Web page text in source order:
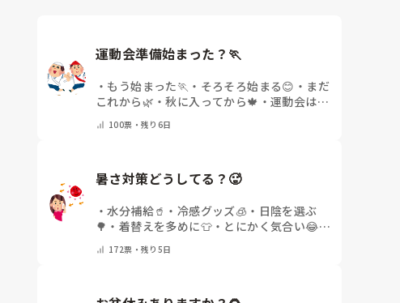
運動会準備始まった？🏃
・ もう始まった🏃 ・ そろそろ始まる😊 ・ まだ
これから🌿 ・秋に入ってから🍁 ・ 運動会はな
ください)
100票・残り6日
暑さ対策どうしてる？🥵
・水分補給🥤 ・ 冷感グッズ🧊 ・ 日陰を選ぶ
🌳 ・ 着替えを多めに👕・ とにかく気合い😂・
172票・残り5日